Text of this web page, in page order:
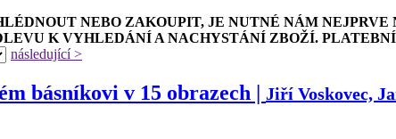
NEBO ZAKOUPIT, JE NUTNÉ NÁM
K VYHLEDÁNÍ A NACHYSTÁNÍ ZBOŽÍ.
následující >
básníkovi v 15 obrazech | Jiří Voskovec,